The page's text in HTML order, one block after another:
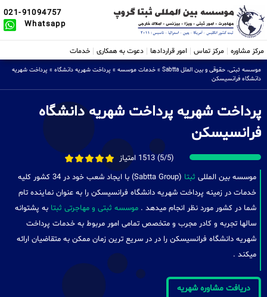
021-91094757
Whatsapp
مرکز مشاوره مرکز تماس امور قراردادها دعوت به همکاری خدمات
موسسه ثبتی، حقوقی و بین الملل Sabtta » خدمات موسسه » پرداخت شهریه دانشگاه » پرداخت شهریه
دانشگاه فرانسیسکن
پرداخت شهریه پرداخت شهریه دانشگاه
فرانسیسکن
(5/5) 1513 امتیاز
موسسه بین المللی ثبتا
(Sabtta Group) با ایجاد شعب خود در 34 کشور کلیه
خدمات در زمینه پرداخت شهریه دانشگاه فرانسیسکن را به عنوان نماینده تام
شما در کشور مورد نظر انجام میدهد . موسسه ثبتی و مهاجرتی ثبتا به پشتوانه
سالها تجربه و کادر مجرب و متخصص تمامی امور مربوط به خدمات پرداخت
شهریه دانشگاه فرانسیسکن را در در سریع ترین زمان ممکن به متقاضیان ارائه
میکند .
دریافت مشاوره شهریه